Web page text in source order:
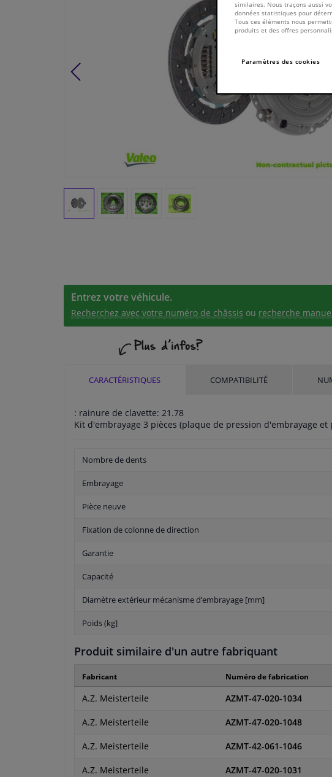
Entrez votre véhicule.
Recherchez avec votre numéro de châssis ou recherche
CARACTÉRISTIQUES COMPATIBILITÉ
: rainure de clavette: 21.78
Kit d'embrayage 3 pièces (plaque de pression d'embrayage
Nombre de dents
Embrayage
Pièce neuve
Fixation de colonne de direction
Garantie
Capacité
Diamètre extérieur mécanisme d’embrayage [mm]
Poids (kg]
Produit similaire d'un autre fabriquant
Fabricant Numéro de fabrication
A.Z. Meisterteile AZMT-47-020-1034
A.Z. Meisterteile AZMT-47-020-1048
A.Z. Meisterteile AZMT-42-061-1046
A.Z. Meisterteile AZMT-47-020-1031
similaires. Nous traçons aussi
données statistiques pour
Tous ces éléments nous
produits et des offres
Paramètres des cookies